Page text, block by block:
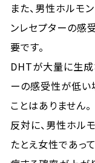
また、男性ホルモ
ンレセプターの感
要です。
DHTが大量に生成
ーの感受性が低い
ことはありません。
反対に、男性ホル
たとえ女性であっ